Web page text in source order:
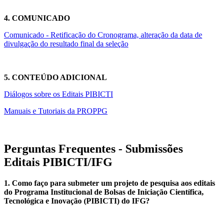
4. COMUNICADO
Comunicado - Retificação do Cronograma, alteração da data de
divulgação do resultado final da seleção
5. CONTEÚDO ADICIONAL
Diálogos sobre os Editais PIBICTI
Manuais e Tutoriais da PROPPG
Perguntas Frequentes - Submissões
Editais PIBICTI/IFG
1. Como faço para submeter um projeto de pesquisa aos editais
do Programa Institucional de Bolsas de Iniciação Científica,
Tecnológica e Inovação (PIBICTI) do IFG?